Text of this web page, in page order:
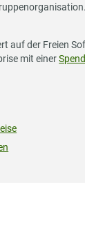
auf der Freien
mit einer